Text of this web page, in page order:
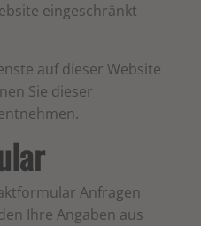
eingeschränkt
auf dieser Website
Sie dieser
Anfragen
Ihre Angaben aus